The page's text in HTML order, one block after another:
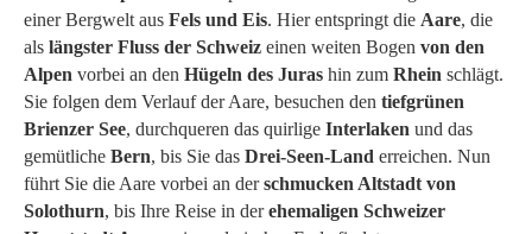
einer Bergwelt aus Fels und Eis. Hier entspringt die Aare, die
als längster Fluss der Schweiz einen weiten Bogen von den
Alpen vorbei an den Hügeln des Juras hin zum Rhein schlägt.
Sie folgen dem Verlauf der Aare, besuchen den tiefgrünen
Brienzer See, durchqueren das quirlige Interlaken und das
gemütliche Bern, bis Sie das Drei-Seen-Land erreichen. Nun
führt Sie die Aare vorbei an derschmucken Altstadt von
Solothurn, bis Ihre Reise in derehemaligen Schweizer